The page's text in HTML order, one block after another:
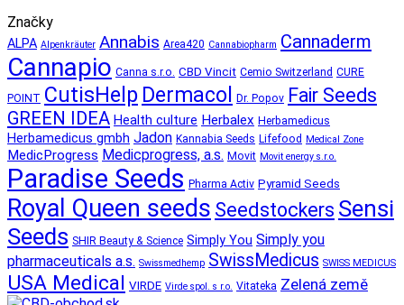
Značky
ALPA Alpenkräuter Annabis Area420 Cannabiopharm Cannaderm
Cannapio Canna s.r.o. CBD Vincit Cemio Switzerland CURE
POINT CutisHelp Dermacol Dr. Popov Fair Seeds
GREEN IDEA Health culture Herbalex Herbamedicus
Herbamedicus gmbh Jadon Kannabia Seeds Lifefood Medical Zone
MedicProgress Medicprogress, a.s. Movit Movit energy s.r.o.
Paradise Seeds Pharma Activ Pyramid Seeds
Royal Queen seeds Seedstockers Sensi
Seeds SHIR Beauty & Science Simply You Simply you
pharmaceuticals a.s. Swissmedhemp SwissMedicus SWISS MEDICUS
USA Medical VIRDE Virde spol. s r.o. Vitateka Zelená země